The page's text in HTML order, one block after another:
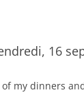
16
my dinners